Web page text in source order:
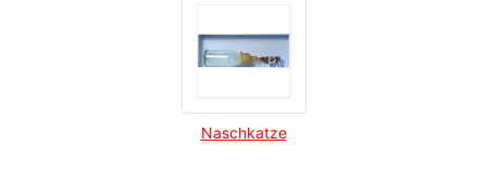
Naschkatze